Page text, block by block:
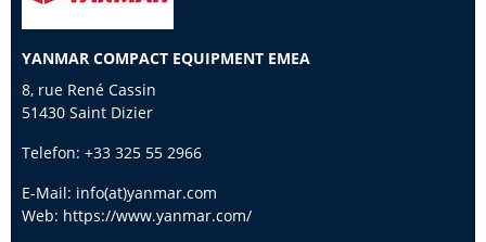
YANMAR COMPACT EQUIPMENT EMEA
8, rue René Cassin
51430 Saint Dizier
Telefon: +33 325 55 2966
E-Mail: info(at)yanmar.com
Web: https://www.yanmar.com/